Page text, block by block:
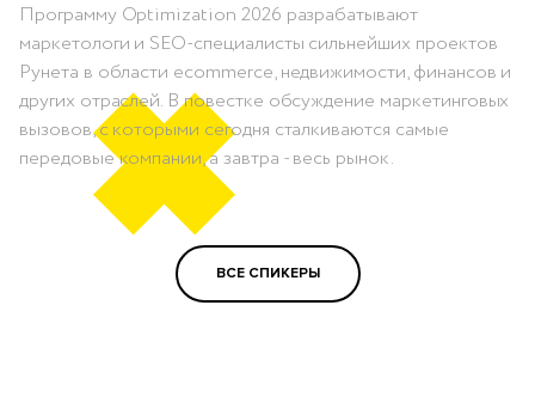
Программу Optimization 2026 разрабатывают
маркетологи и SEO-специалисты сильнейших проектов
Рунета в области ecommerce, недвижимости, финансов и
других отраслей. В повестке обсуждение маркетинговых
вызовов, с которыми сегодня сталкиваются самые
передовые компании, а завтра - весь рынок.
ВСЕ СПИКЕРЫ